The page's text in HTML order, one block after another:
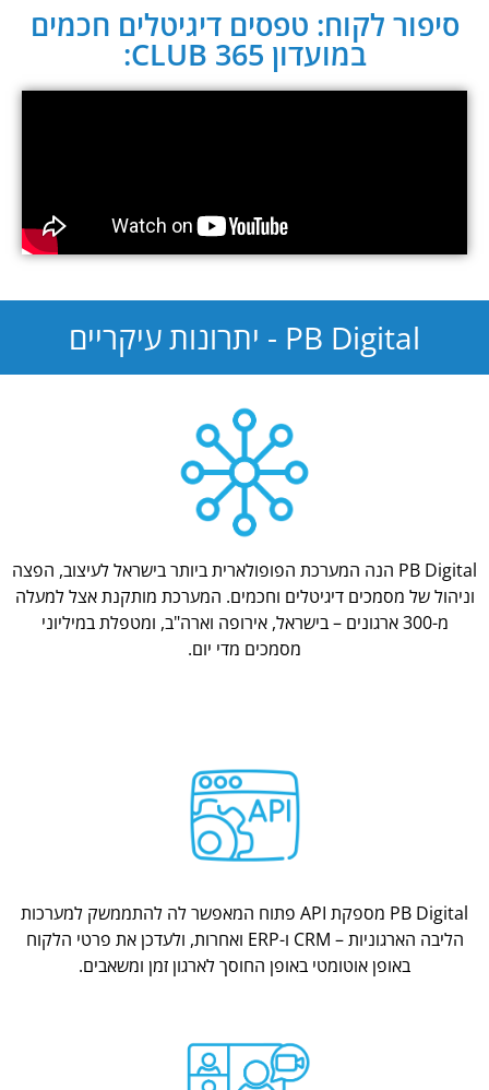
סיפור לקוח: טפסים דיגיטלים חכמים
במועדון CLUB 365:
PB Digital - יתרונות עיקריים
PB Digital הנה המערכת הפופולארית ביותר בישראל לעיצוב, הפצה
וניהול של מסמכים דיגיטלים וחכמים. המערכת מותקנת אצל למעלה
מ-300 ארגונים – בישראל, אירופה וארה"ב, ומטפלת במיליוני
מסמכים מדי יום.
PB Digital מספקת API פתוח המאפשר לה להתממשק למערכות
הליבה הארגוניות – CRM ו-ERP ואחרות, ולעדכן את פרטי הלקוח
באופן אוטומטי באופן החוסך לארגון זמן ומשאבים.